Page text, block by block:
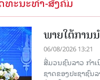
ພາຍໃຕ້ການ
06/08/2026 13:21
ສື່ມວນຊົນລາວ ກຳ
ຊາດຂອງປະຊາຊົນ